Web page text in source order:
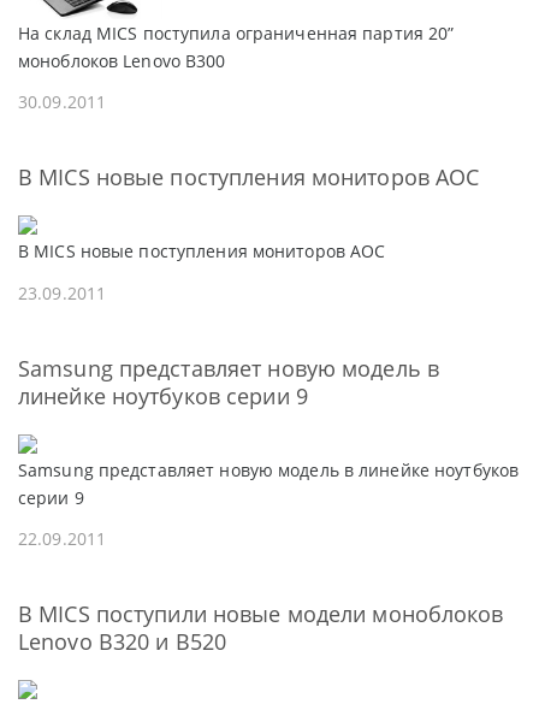
На склад MICS поступила ограниченная партия 20”
моноблоков Lenovo B300
30.09.2011
В MICS новые поступления мониторов AOC
В MICS новые поступления мониторов AOC
23.09.2011
Samsung представляет новую модель в
линейке ноутбуков серии 9
Samsung представляет новую модель в линейке ноутбуков
серии 9
22.09.2011
В MICS поступили новые модели моноблоков
Lenovo В320 и B520